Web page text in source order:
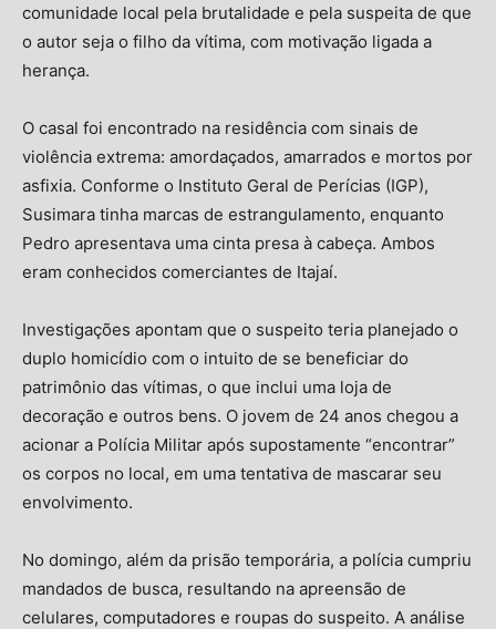
comunidade local pela brutalidade e pela suspeita de que
o autor seja o filho da vítima, com motivação ligada a
herança.
O casal foi encontrado na residência com sinais de
violência extrema: amordaçados, amarrados e mortos por
asfixia. Conforme o Instituto Geral de Perícias (IGP),
Susimara tinha marcas de estrangulamento, enquanto
Pedro apresentava uma cinta presa à cabeça. Ambos
eram conhecidos comerciantes de Itajaí.
Investigações apontam que o suspeito teria planejado o
duplo homicídio com o intuito de se beneficiar do
patrimônio das vítimas, o que inclui uma loja de
decoração e outros bens. O jovem de 24 anos chegou a
acionar a Polícia Militar após supostamente “encontrar”
os corpos no local, em uma tentativa de mascarar seu
envolvimento.
No domingo, além da prisão temporária, a polícia cumpriu
mandados de busca, resultando na apreensão de
celulares, computadores e roupas do suspeito. A análise